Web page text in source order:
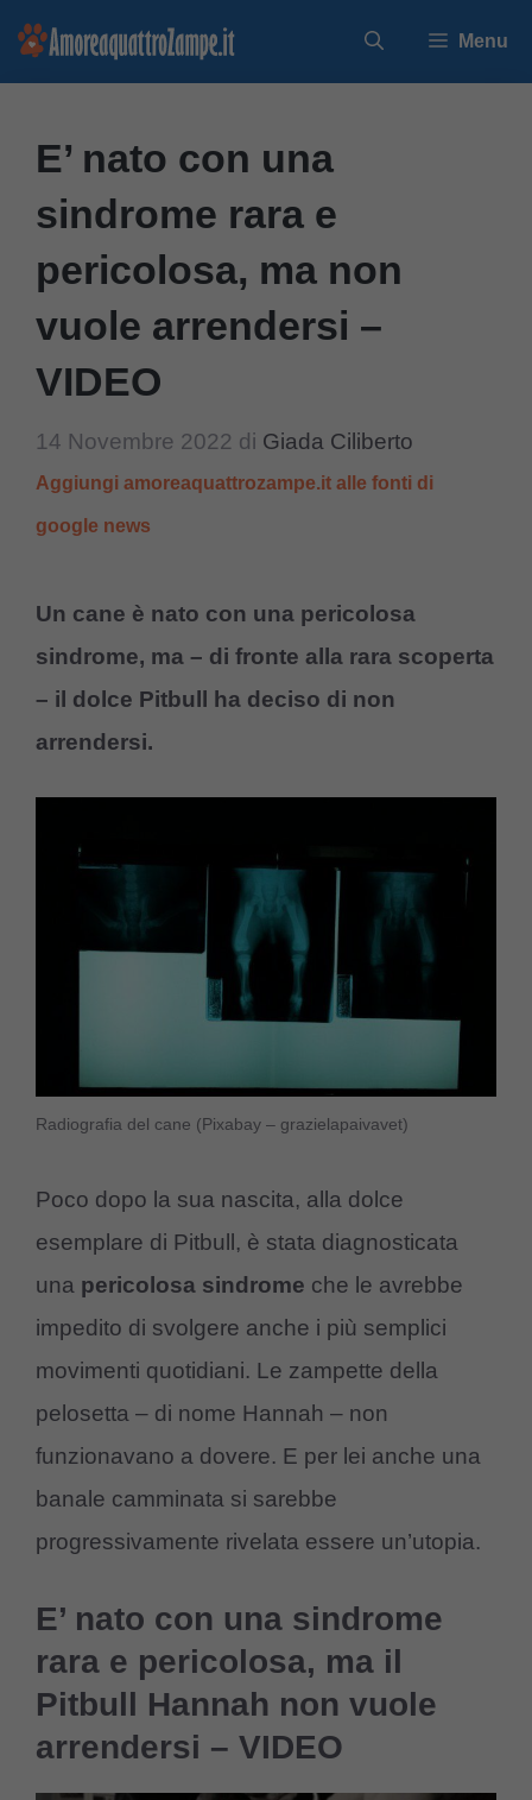
Vai
Menu
E’ nato con una
sindrome rara e
pericolosa, ma non
vuole arrendersi –
VIDEO
14 Novembre 2022 di Giada Ciliberto
Aggiungi amoreaquattrozampe.it alle fonti di
google news
Un cane è nato con una pericolosa
sindrome, ma – di fronte alla rara scoperta
– il dolce Pitbull ha deciso di non
arrendersi.
Radiografia del cane (Pixabay – grazielapaivavet)
Poco dopo la sua nascita, alla dolce
esemplare di Pitbull, è stata diagnosticata
una pericolosa sindrome che le avrebbe
impedito di svolgere anche i più semplici
movimenti quotidiani. Le zampette della
pelosetta – di nome Hannah – non
funzionavano a dovere. E per lei anche una
banale camminata si sarebbe
progressivamente rivelata essere un’utopia.
E’ nato con una sindrome
rara e pericolosa, ma il
Pitbull Hannah non vuole
arrendersi – VIDEO